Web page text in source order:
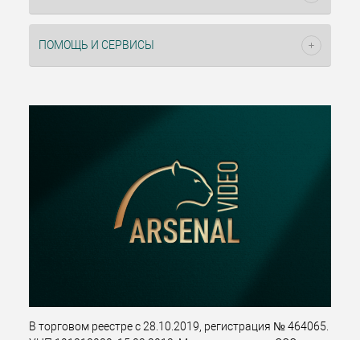
ПОМОЩЬ И СЕРВИСЫ
В торговом реестре с 28.10.2019, регистрация № 464065.